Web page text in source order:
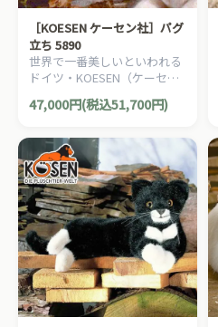
［KOESEN ケーセン社］パグ
立ち 5890
世界で一番美しいといわれる
ドイツ・KOESEN（ケーセン
社）の動物のぬいぐるみ。愛
らしい表情の犬（イヌ/いぬ）
47,000円(税込51,700円)